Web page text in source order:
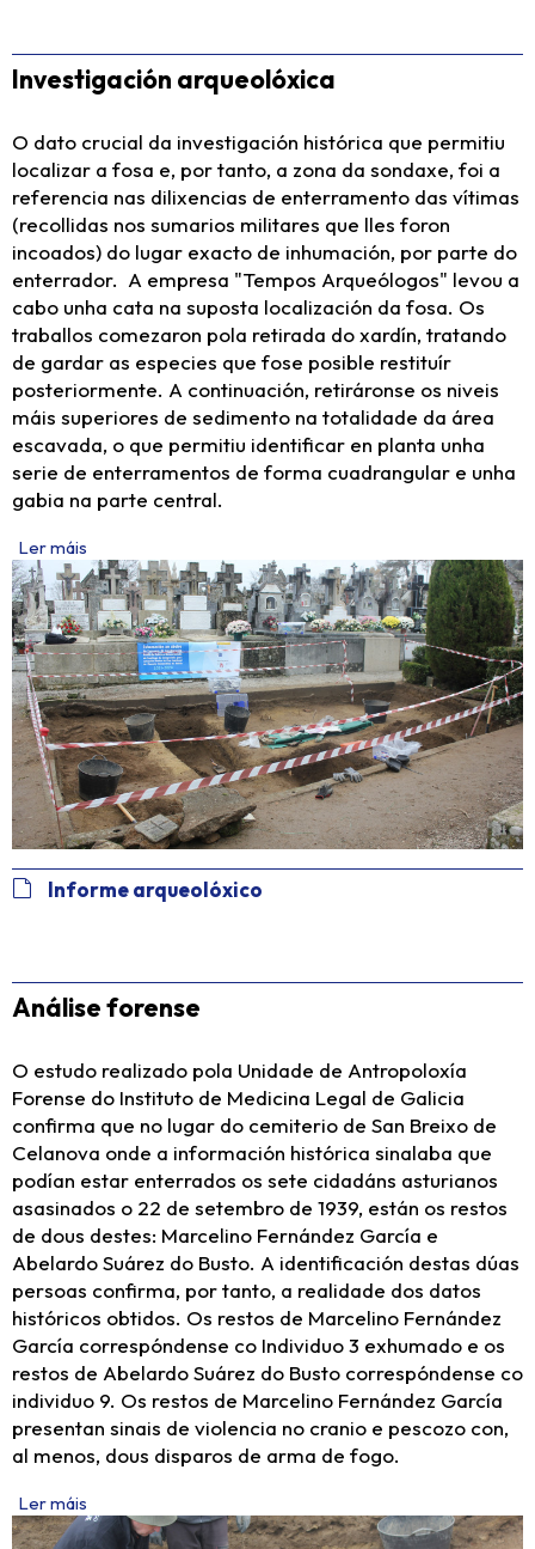
Investigación arqueolóxica
O dato crucial da investigación histórica que permitiu
localizar a fosa e, por tanto, a zona da sondaxe, foi a
referencia nas dilixencias de enterramento das vítimas
(recollidas nos sumarios militares que lles foron
incoados) do lugar exacto de inhumación, por parte do
enterrador. A empresa "Tempos Arqueólogos" levou a
cabo unha cata na suposta localización da fosa. Os
traballos comezaron pola retirada do xardín, tratando
de gardar as especies que fose posible restituír
posteriormente. A continuación, retiráronse os niveis
máis superiores de sedimento na totalidade da área
escavada, o que permitiu identificar en planta unha
serie de enterramentos de forma cuadrangular e unha
gabia na parte central.
Ler máis
Informe arqueolóxico
Análise forense
O estudo realizado pola Unidade de Antropoloxía
Forense do Instituto de Medicina Legal de Galicia
confirma que no lugar do cemiterio de San Breixo de
Celanova onde a información histórica sinalaba que
podían estar enterrados os sete cidadáns asturianos
asasinados o 22 de setembro de 1939, están os restos
de dous destes: Marcelino Fernández García e
Abelardo Suárez do Busto. A identificación destas dúas
persoas confirma, por tanto, a realidade dos datos
históricos obtidos. Os restos de Marcelino Fernández
García correspóndense co Individuo 3 exhumado e os
restos de Abelardo Suárez do Busto correspóndense co
individuo 9. Os restos de Marcelino Fernández García
presentan sinais de violencia no cranio e pescozo con,
al menos, dous disparos de arma de fogo.
Ler máis